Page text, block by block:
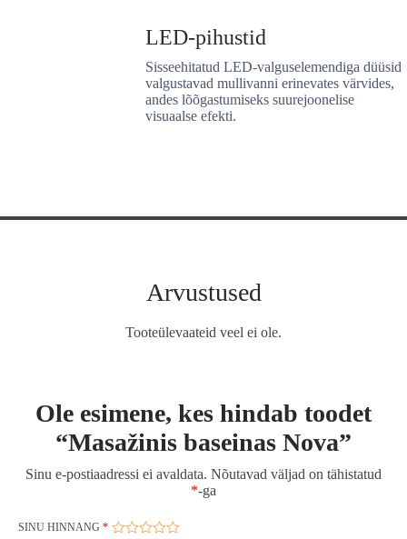
LED-pihustid
Sisseehitatud LED-valguselemendiga düüsid
valgustavad mullivanni erinevates värvides,
andes lõõgastumiseks suurejoonelise
visuaalse efekti.
Arvustused
Tooteülevaateid veel ei ole.
Ole esimene, kes hindab toodet
“Masažinis baseinas Nova”
Sinu e-postiaadressi ei avaldata. Nõutavad väljad on tähistatud
*-ga
SINU HINNANG *